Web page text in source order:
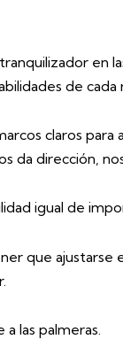
en
de cada
claros para
da dirección,
igual de
que
las palmeras.